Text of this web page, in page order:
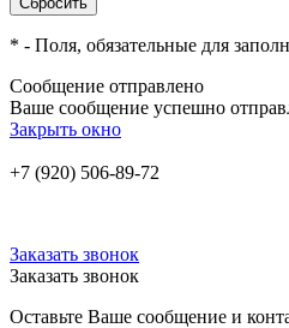
* - Поля, обязательные для
Сообщение отправлено
Ваше сообщение успешно
Закрыть окно
+7 (920) 506-89-72
Заказать звонок
Заказать звонок
Оставьте Ваше сообщение и